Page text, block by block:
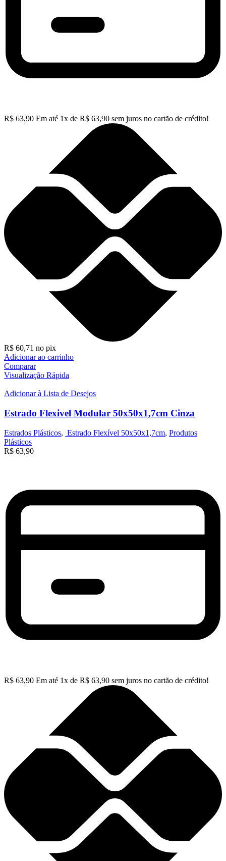
R$ 63,90 Em até 1x de R$ 63,90 sem juros no cartão de crédito!
R$ 60,71 no pix
Adicionar ao carrinho
Comparar
Visualização Rápida
Adicionar à Lista de Desejos
Estrado Flexivel Modular 50x50x1,7cm Cinza
Estrados Plásticos, Estrado Flexível 50x50x1,7cm, Produtos
Plásticos
R$ 63,90
R$ 63,90 Em até 1x de R$ 63,90 sem juros no cartão de crédito!